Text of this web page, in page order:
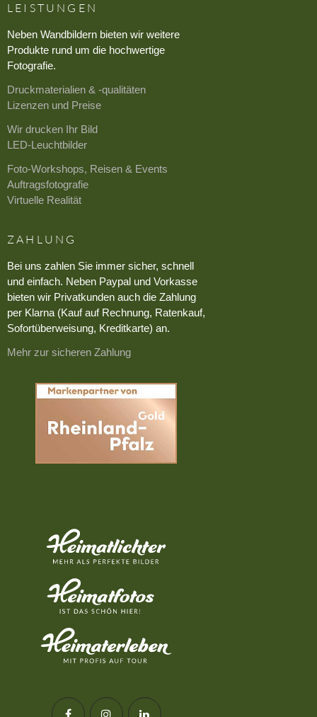
LEISTUNGEN
Neben Wandbildern bieten wir weitere
Produkte rund um die hochwertige
Fotografie.
Druckmaterialien & -qualitäten
Lizenzen und Preise
Wir drucken Ihr Bild
LED-Leuchtbilder
Foto-Workshops, Reisen & Events
Auftragsfotografie
Virtuelle Realität
ZAHLUNG
Bei uns zahlen Sie immer sicher, schnell
und einfach. Neben Paypal und Vorkasse
bieten wir Privatkunden auch die Zahlung
per Klarna (Kauf auf Rechnung, Ratenkauf,
Sofortüberweisung, Kreditkarte) an.
Mehr zur sicheren Zahlung